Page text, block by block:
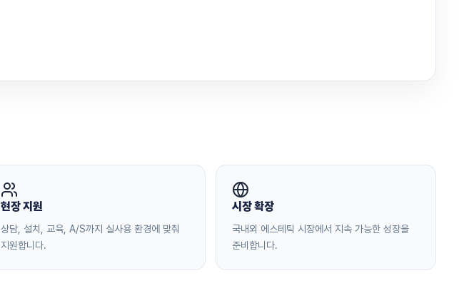
현장 지원
상담, 설치, 교육, A/S까지 실사용 환경에 맞춰
지원합니다.
시장 확장
국내외 에스테틱 시장에서 지속 가능한 성장을
준비합니다.